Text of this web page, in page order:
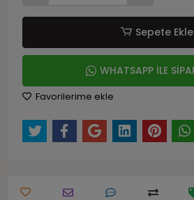
Sepete Ekle
WHATSAPP İLE
Favorilerime ekle